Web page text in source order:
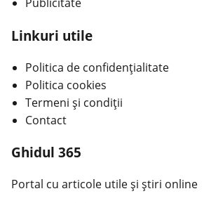
Linkuri utile
Politica de confidențialitate
Politica cookies
Termeni și condiții
Contact
Ghidul 365
Portal cu articole utile și știri online